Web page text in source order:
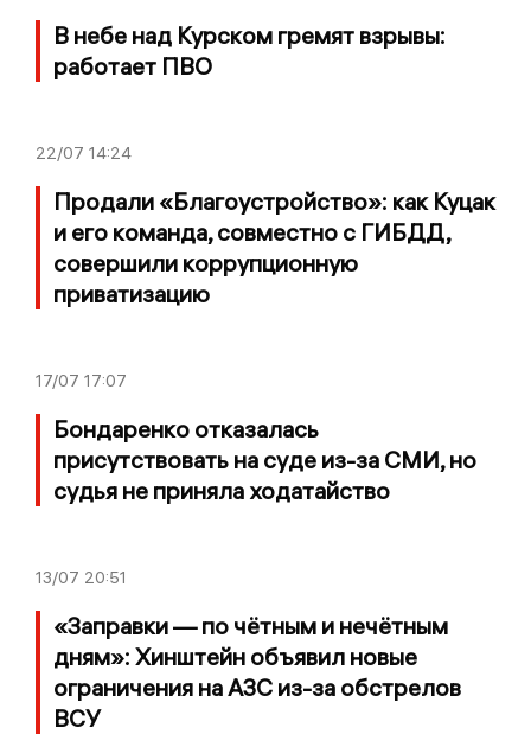
В небе над Курском гремят взрывы:
работает ПВО
22/07 14:24
Продали «Благоустройство»: как Куцак
и его команда, совместно с ГИБДД,
совершили коррупционную
приватизацию
17/07 17:07
Бондаренко отказалась
присутствовать на суде из-за СМИ, но
судья не приняла ходатайство
13/07 20:51
«Заправки — по чётным и нечётным
дням»: Хинштейн объявил новые
ограничения на АЗС из-за обстрелов
ВСУ